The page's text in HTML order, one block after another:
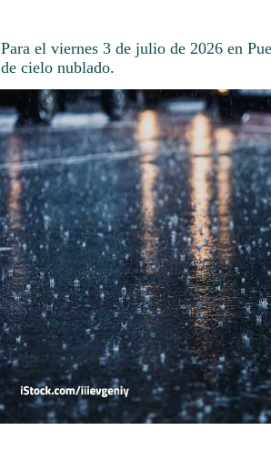
Para el viernes 3 de julio de 2026 en
de cielo nublado.